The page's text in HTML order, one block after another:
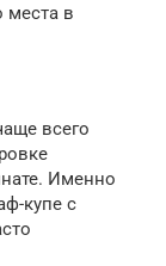
места в
всего
Именно
купе с